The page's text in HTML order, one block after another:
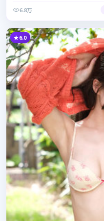
6.8万
6.0